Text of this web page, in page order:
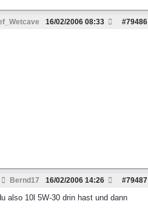
#79486
16/02/2006 08:33
Bernd17 #79487
16/02/2006 14:26
also 10l 5W-30 drin hast und dann